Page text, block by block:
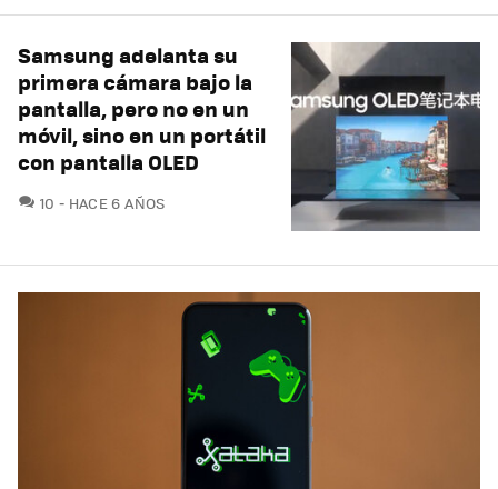
Samsung adelanta su
primera cámara bajo la
pantalla, pero no en un
móvil, sino en un portátil
con pantalla OLED
10 COMENTARIOS
HACE 6 AÑOS